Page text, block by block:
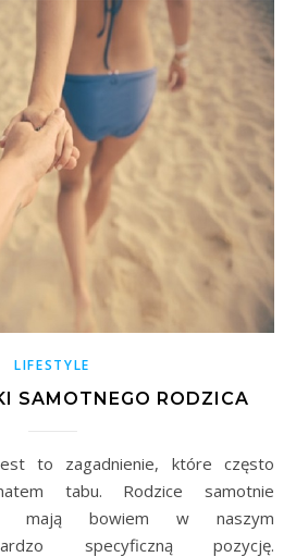
LIFESTYLE
SAMOTNEGO RODZICA
tabu. Rodzice samotnie
mają bowiem w naszym
specyficzną pozycję.